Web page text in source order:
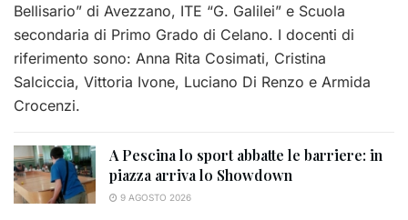
Bellisario” di Avezzano, ITE “G. Galilei” e Scuola
secondaria di Primo Grado di Celano. I docenti di
riferimento sono: Anna Rita Cosimati, Cristina
Salciccia, Vittoria Ivone, Luciano Di Renzo e Armida
Crocenzi.
A Pescina lo sport abbatte le barriere: in
piazza arriva lo Showdown
9 AGOSTO 2026